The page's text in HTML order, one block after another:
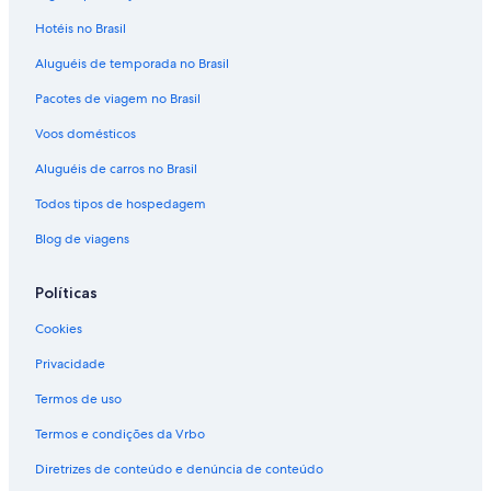
Aluguéis de carros - Praia de Ponta Negra e arredores
Aluguéis de carros - Praia de São Gonçalo e arredores
Aluguéis de carros - Praia Deserta e arredores
Aluguéis de carros - Praia do Jabaquara e arredores
Aluguéis de carros - Praia do Meio e arredores
Aluguéis de carros - Praia Grande e arredores
Aluguéis de carros - Praia Grande e arredores
Aluguéis de carros - Teatro de Bonecos e arredores
Aluguel de carros - Trindade
Hotéis no Brasil
Aluguéis de temporada no Brasil
Pacotes de viagem no Brasil
Voos domésticos
Aluguéis de carros no Brasil
Todos tipos de hospedagem
Blog de viagens
Políticas
Cookies
Privacidade
Termos de uso
Termos e condições da Vrbo
Diretrizes de conteúdo e denúncia de conteúdo